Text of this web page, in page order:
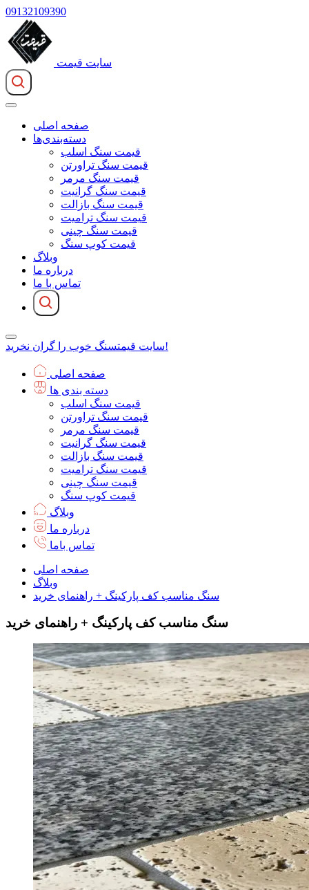
09132109390
سایت قیمت
صفحه اصلی
دسته‌بندی‌ها
قیمت سنگ اسلب
قیمت سنگ تراورتن
قیمت سنگ مرمر
قیمت سنگ گرانیت
قیمت سنگ بازالت
قیمت سنگ ترامیت
قیمت سنگ چینی
قیمت کوپ سنگ
وبلاگ
درباره ما
تماس با ما
سایت قیمتسنگ خوب را گران نخرید!
صفحه اصلی
دسته بندی ها
قیمت سنگ اسلب
قیمت سنگ تراورتن
قیمت سنگ مرمر
قیمت سنگ گرانیت
قیمت سنگ بازالت
قیمت سنگ ترامیت
قیمت سنگ چینی
قیمت کوپ سنگ
وبلاگ
درباره ما
تماس باما
صفحه اصلی
وبلاگ
سنگ مناسب کف پارکینگ + راهنمای خرید
سنگ مناسب کف پارکینگ + راهنمای خرید